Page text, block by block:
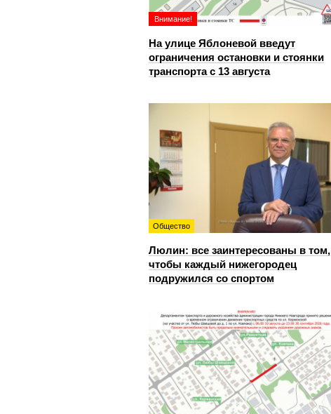
Внимание!
На улице Яблоневой введут
ограничения остановки и стоянки
транспорта с 13 августа
Общество
Люлин: все заинтересованы в том,
чтобы каждый нижегородец
подружился со спортом